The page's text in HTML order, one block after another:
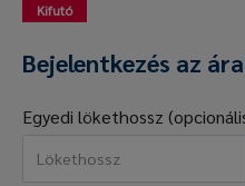
Kifutó
Bejelentkezés az
Egyedi lökethossz